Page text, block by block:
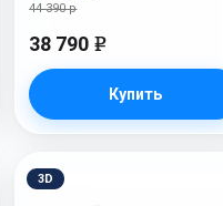
44 390 р
38 790 e
Купить
3D